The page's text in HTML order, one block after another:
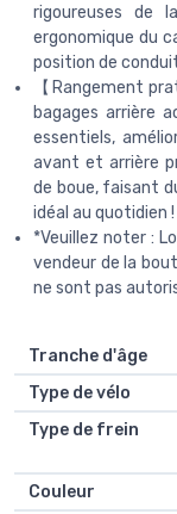
rigoureuses de
ergonomique du
position de
【Rangement
bagages arrière
essentiels,
avant et arrière
de boue, faisant
idéal au quotidien !
*Veuillez noter :
vendeur de la
ne sont pas
Tranche d'âge
Type de vélo
Type de frein
Couleur